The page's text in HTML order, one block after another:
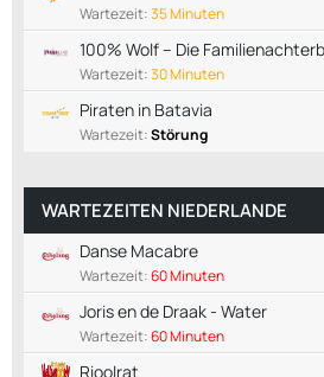
Wartezeit:35 Minuten
100% Wolf – Die
Wartezeit:30 Minuten
Piraten in Batavia
Wartezeit:Störung
WARTEZEITEN NIEDERLANDE
Danse Macabre
Wartezeit:60 Minuten
Joris en de Draak - Water
Wartezeit:60 Minuten
Rioolrat